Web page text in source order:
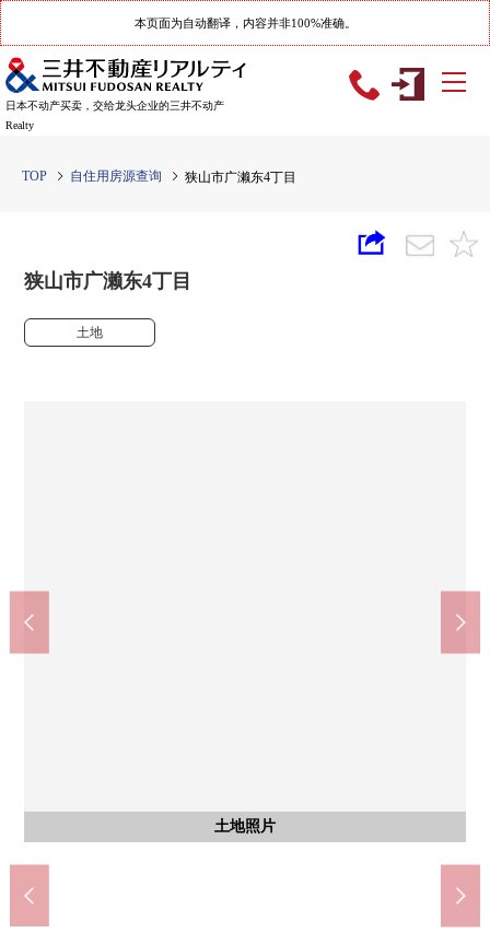
本页面为自动翻译，内容并非100%准确。
日本不动产买卖，交给龙头企业的三井不动产
Realty
TOP 自住用房源查询 狭山市广濑东4丁目
狭山市广濑东4丁目
土地
土地照片
其他
设备
土地照片
土地照片
含有前面道路的外观
含有前面道路的外观
狭山市立西中学校(约830m)